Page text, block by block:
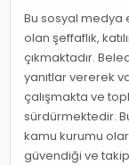
Bu sosyal medya
olan şeffaflık,
çıkmaktadır.
yanıtlar vererek
çalışmakta ve
sürdürmektedir.
kamu kurumu
güvendiği ve